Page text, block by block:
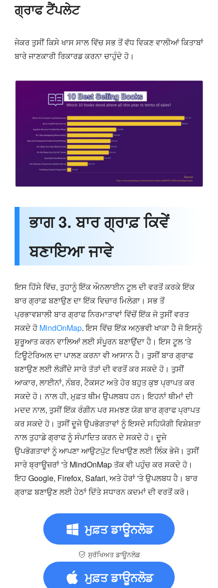
ਗ੍ਰਾਫ ਟੈਂਪਲੇਟ
ਜੇਕਰ ਤੁਸੀਂ ਕਿਸੇ ਖਾਸ ਸਾਲ ਵਿੱਚ ਸਭ ਤੋਂ ਵੱਧ ਵਿਕਣ ਵਾਲੀਆਂ ਕਿਤਾਬਾਂ
ਬਾਰੇ ਜਾਣਕਾਰੀ ਰਿਕਾਰਡ ਕਰਨਾ ਚਾਹੁੰਦੇ ਹੋ।
ਭਾਗ 3. ਬਾਰ ਗ੍ਰਾਫ਼ ਕਿਵੇਂ
ਬਣਾਇਆ ਜਾਵੇ
ਇਸ ਹਿੱਸੇ ਵਿੱਚ, ਤੁਹਾਨੂੰ ਇੱਕ ਔਨਲਾਈਨ ਟੂਲ ਦੀ ਵਰਤੋਂ ਕਰਕੇ ਇੱਕ
ਬਾਰ ਗ੍ਰਾਫ਼ ਬਣਾਉਣ ਦਾ ਇੱਕ ਵਿਚਾਰ ਮਿਲੇਗਾ। ਸਭ ਤੋਂ
ਪ੍ਰਭਾਵਸ਼ਾਲੀ ਬਾਰ ਗ੍ਰਾਫ ਨਿਰਮਾਤਾਵਾਂ ਵਿੱਚੋਂ ਇੱਕ ਜੋ ਤੁਸੀਂ ਵਰਤ
ਸਕਦੇ ਹੋ MindOnMap. ਇਸ ਵਿੱਚ ਇੱਕ ਅਨੁਭਵੀ ਖਾਕਾ ਹੈ ਜੋ ਇਸਨੂੰ
ਸ਼ੁਰੂਆਤ ਕਰਨ ਵਾਲਿਆਂ ਲਈ ਸੰਪੂਰਨ ਬਣਾਉਂਦਾ ਹੈ। ਇਸ ਟੂਲ 'ਤੇ
ਟਿਊਟੋਰਿਅਲ ਦਾ ਪਾਲਣ ਕਰਨਾ ਵੀ ਆਸਾਨ ਹੈ। ਤੁਸੀਂ ਬਾਰ ਗ੍ਰਾਫ
ਬਣਾਉਣ ਲਈ ਲੋੜੀਂਦੇ ਸਾਰੇ ਤੱਤਾਂ ਦੀ ਵਰਤੋਂ ਕਰ ਸਕਦੇ ਹੋ। ਤੁਸੀਂ
ਆਕਾਰ, ਲਾਈਨਾਂ, ਨੰਬਰ, ਟੈਕਸਟ ਅਤੇ ਹੋਰ ਬਹੁਤ ਕੁਝ ਪ੍ਰਾਪਤ ਕਰ
ਸਕਦੇ ਹੋ। ਨਾਲ ਹੀ, ਮੁਫ਼ਤ ਥੀਮ ਉਪਲਬਧ ਹਨ। ਇਹਨਾਂ ਥੀਮਾਂ ਦੀ
ਮਦਦ ਨਾਲ, ਤੁਸੀਂ ਇੱਕ ਰੰਗੀਨ ਪਰ ਸਮਝਣ ਯੋਗ ਬਾਰ ਗ੍ਰਾਫ ਪ੍ਰਾਪਤ
ਕਰ ਸਕਦੇ ਹੋ। ਤੁਸੀਂ ਦੂਜੇ ਉਪਭੋਗਤਾਵਾਂ ਨੂੰ ਇਸਦੇ ਸਹਿਯੋਗੀ ਵਿਸ਼ੇਸ਼ਤਾ
ਨਾਲ ਤੁਹਾਡੇ ਗ੍ਰਾਫ ਨੂੰ ਸੰਪਾਦਿਤ ਕਰਨ ਦੇ ਸਕਦੇ ਹੋ। ਦੂਜੇ
ਉਪਭੋਗਤਾਵਾਂ ਨੂੰ ਆਪਣਾ ਆਉਟਪੁੱਟ ਦਿਖਾਉਣ ਲਈ ਲਿੰਕ ਭੇਜੋ। ਤੁਸੀਂ
ਸਾਰੇ ਬ੍ਰਾਊਜ਼ਰਾਂ 'ਤੇ MindOnMap ਤੱਕ ਵੀ ਪਹੁੰਚ ਕਰ ਸਕਦੇ ਹੋ।
ਇਹ Google, Firefox, Safari, ਅਤੇ ਹੋਰਾਂ 'ਤੇ ਉਪਲਬਧ ਹੈ। ਬਾਰ
ਗ੍ਰਾਫ਼ ਬਣਾਉਣ ਲਈ ਹੇਠਾਂ ਦਿੱਤੇ ਸਧਾਰਨ ਕਦਮਾਂ ਦੀ ਵਰਤੋਂ ਕਰੋ।
ਮੁਫ਼ਤ ਡਾਊਨਲੋਡ
ਸੁਰੱਖਿਅਤ ਡਾਊਨਲੋਡ
ਮੁਫ਼ਤ ਡਾਊਨਲੋਡ